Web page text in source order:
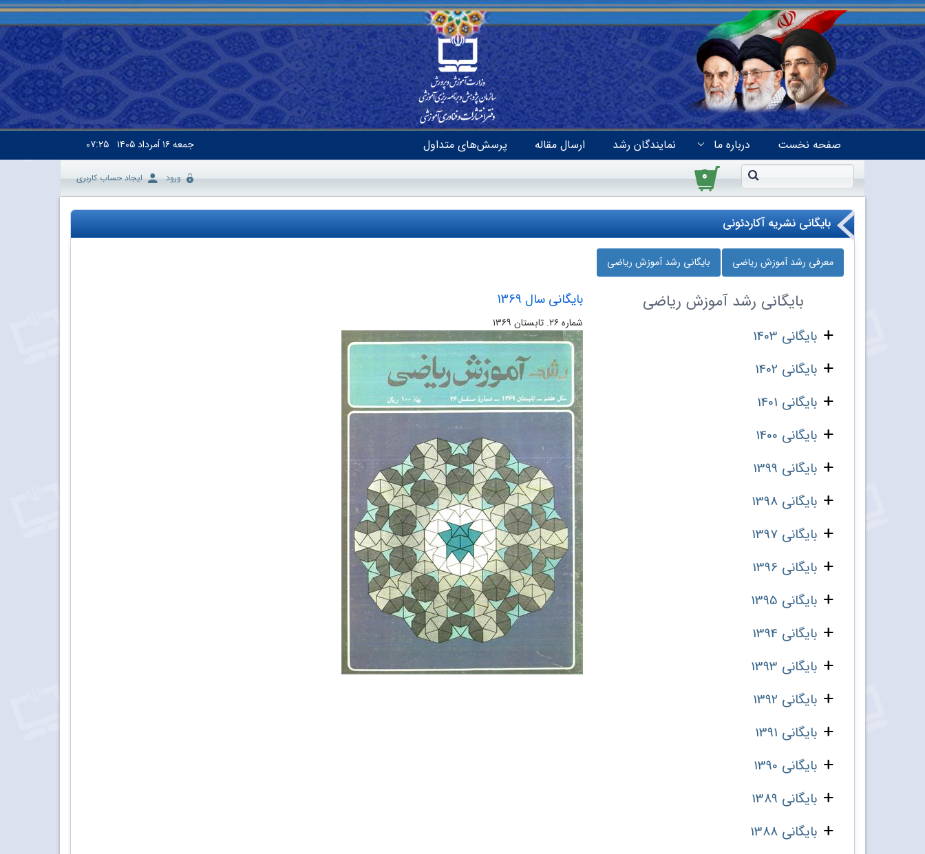
صفحه نخست درباره ما نمایندگان رشد ارسال مقاله پرسش‌های متداول جمعه۱۶ اَمرداد ۱۴۰۵ ۰۷:۲۵
۰ ورود ایجاد حساب کاربری
بایگانی نشریه آکاردئونی
معرفی رشد آموزش ریاضی بایگانی رشد آموزش ریاضی
بایگانی رشد آموزش ریاضی
بایگانی 1403
بایگانی 1402
بایگانی 1401
بایگانی 1400
بایگانی 1399
بایگانی 1398
بایگانی 1397
بایگانی 1396
بایگانی 1395
بایگانی 1394
بایگانی 1393
بایگانی 1392
بایگانی 1391
بایگانی 1390
بایگانی 1389
بایگانی 1388
بایگانی سال 1369
شماره ۲۶. تابستان ۱۳۶۹